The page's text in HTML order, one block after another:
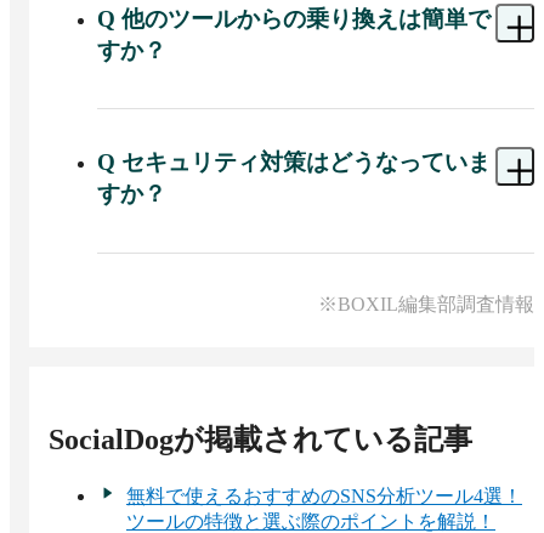
また、有料プランに初めて申し込む場合は、7日間
無料で有料プランを利用できます。
7日間でSocialDogの有料プランの使い勝手をお試
Q 他のツールからの乗り換えは簡単で
すか？
A はい、SocialDogはSNSアカウントを連携するだ
て使い始められるため、移行中に運用が止まる心
配はありません。過去の投稿データの分析もすぐ
に確認できます。
別相談も承っておりますので、お気軽にご相談く
Q セキュリティ対策はどうなっていま
すか？
A SocialDogはX（Twitter）の公式EnterpriseAPIを利
得などが可能です。またISMS（ISO27001）を取得
※BOXIL編集部調査情報
SocialDogが掲載されている記事
無料で使えるおすすめのSNS分析ツール4選！
ツールの特徴と選ぶ際のポイントを解説！